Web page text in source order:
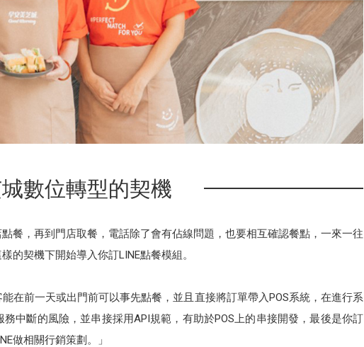
數位轉型的契機
餐，再到門店取餐，電話除了會有佔線問題，也要相互確認餐點，一來一往
的契機下開始導入你訂LINE點餐模組。
在前一天或出門前可以事先點餐，並且直接將訂單帶入POS系統，在進行系
中斷的風險，並串接採用API規範，有助於POS上的串接開發，最後是你訂
做相關行銷策劃。」